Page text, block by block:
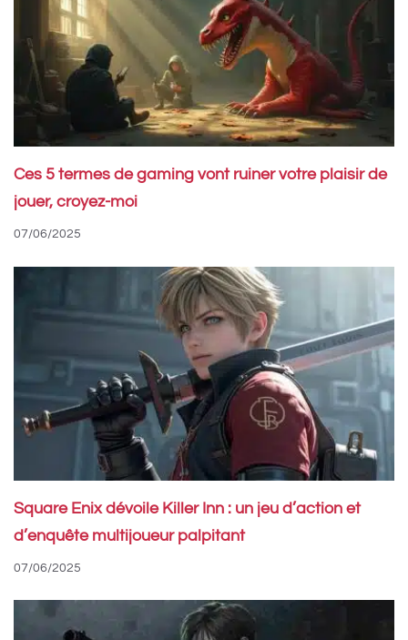
Ces 5 termes de gaming vont ruiner votre plaisir de
jouer, croyez-moi
07/06/2025
Square Enix dévoile Killer Inn : un jeu d’action et
d’enquête multijoueur palpitant
07/06/2025